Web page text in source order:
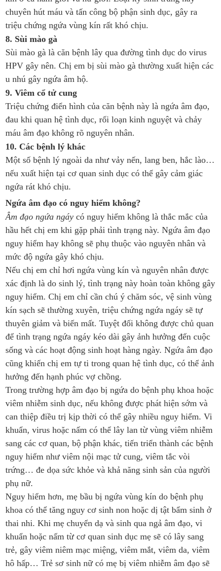
chuyên hút máu và tấn công bộ phận sinh dục, gây ra
triệu chứng ngứa vùng kín rất khó chịu.
8. Sùi mào gà
Sùi mào gà là căn bệnh lây qua đường tình dục do virus
HPV gây nên. Chị em bị sùi mào gà thường xuất hiện các
u nhú gây ngứa âm hộ.
9. Viêm cổ tử cung
Triệu chứng điển hình của căn bệnh này là ngứa âm đạo,
đau khi quan hệ tình dục, rối loạn kinh nguyệt và chảy
máu âm đạo không rõ nguyên nhân.
10. Các bệnh lý khác
Một số bệnh lý ngoài da như vảy nến, lang ben, hắc lào…
nếu xuất hiện tại cơ quan sinh dục có thể gây cảm giác
ngứa rát khó chịu.
Ngứa âm đạo có nguy hiểm không?
Âm đạo ngứa ngáy có nguy hiểm không là thắc mắc của
hầu hết chị em khi gặp phải tình trạng này. Ngứa âm đạo
nguy hiểm hay không sẽ phụ thuộc vào nguyên nhân và
mức độ ngứa gây khó chịu.
Nếu chị em chỉ hơi ngứa vùng kín và nguyên nhân được
xác định là do sinh lý, tình trạng này hoàn toàn không gây
nguy hiểm. Chị em chỉ cần chú ý chăm sóc, vệ sinh vùng
kín sạch sẽ thường xuyên, triệu chứng ngứa ngáy sẽ tự
thuyên giảm và biến mất. Tuyệt đối không được chủ quan
để tình trạng ngứa ngáy kéo dài gây ảnh hưởng đến cuộc
sống và các hoạt động sinh hoạt hàng ngày. Ngứa âm đạo
cũng khiến chị em tự ti trong quan hệ tình dục, có thể ảnh
hưởng đến hạnh phúc vợ chồng.
Trong trường hợp âm đạo bị ngứa do bệnh phụ khoa hoặc
viêm nhiễm sinh dục, nếu không được phát hiện sớm và
can thiệp điều trị kịp thời có thể gây nhiều nguy hiểm. Vi
khuẩn, virus hoặc nấm có thể lây lan từ vùng viêm nhiễm
sang các cơ quan, bộ phận khác, tiến triển thành các bệnh
nguy hiểm như viêm nội mạc tử cung, viêm tắc vòi
trứng… đe dọa sức khỏe và khả năng sinh sản của người
phụ nữ.
Nguy hiểm hơn, mẹ bầu bị ngứa vùng kín do bệnh phụ
khoa có thể tăng nguy cơ sinh non hoặc dị tật bẩm sinh ở
thai nhi. Khi mẹ chuyển dạ và sinh qua ngả âm đạo, vi
khuẩn hoặc nấm từ cơ quan sinh dục mẹ sẽ có lây sang
trẻ, gây viêm niêm mạc miệng, viêm mắt, viêm da, viêm
hô hấp… Trẻ sơ sinh nữ có mẹ bị viêm nhiễm âm đạo sẽ